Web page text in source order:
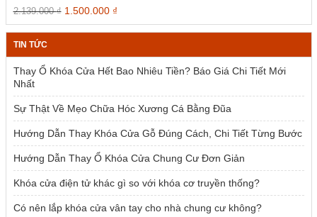
2.139.000₫ Giá
gốc
là:
1.500.000 ₫Giá
hiện
tại
1.500.000 ₫.
TIN TỨC
Thay Ổ Khóa Cửa Hết Bao Nhiêu Tiền? Báo Giá Chi Tiết Mới
Nhất
Sự Thật Về Mẹo Chữa Hóc Xương Cá Bằng Đũa
Hướng Dẫn Thay Khóa Cửa Gỗ Đúng Cách, Chi Tiết Từng Bước
Hướng Dẫn Thay Ổ Khóa Cửa Chung Cư Đơn Giản
Khóa cửa điện tử khác gì so với khóa cơ truyền thống?
Có nên lắp khóa cửa vân tay cho nhà chung cư không?